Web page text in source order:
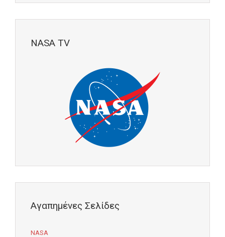
NASA TV
Αγαπημένες Σελίδες
NASA